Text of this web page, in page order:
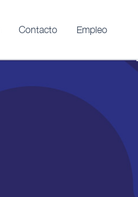
Contacto Empleo